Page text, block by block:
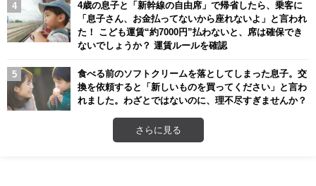
4歳の息子と「新幹線の自由席」で帰省したら、乗客に
「息子さん、お金払ってないから座れないよ」と言われ
た！ こども運賃“約7000円”払わないと、席は確保でき
ないでしょうか？ 運賃ルールを確認
食べる前のソフトクリームを落としてしまった息子。交
換を依頼すると「新しいものを買ってください」と言わ
れました。わざとではないのに、理不尽すぎませんか？
さらに見る